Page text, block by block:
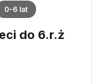
0-6 lat
do 6.r.ż